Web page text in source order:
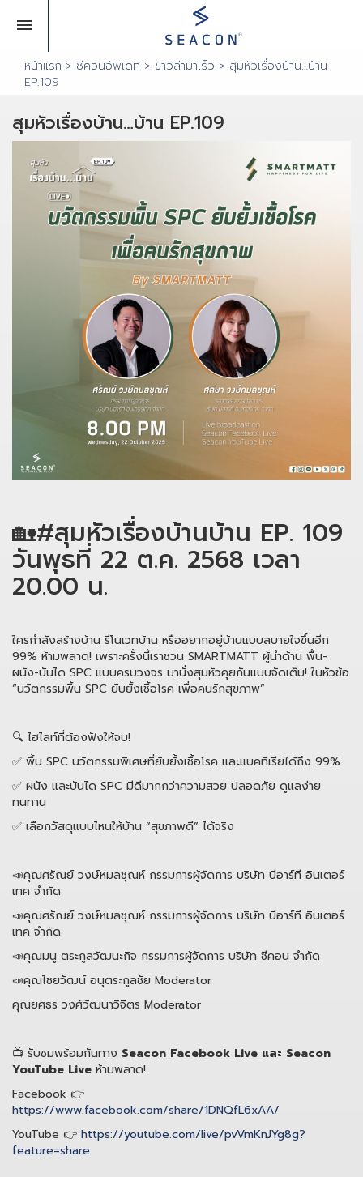
หน้าแรก > ซีคอนอัพเดท > ข่าวล่ามาเร็ว > สุมหัวเรื่องบ้าน…บ้าน
EP.109
สุมหัวเรื่องบ้าน…บ้าน EP.109
🏡#สุมหัวเรื่องบ้านบ้าน EP. 109
วันพุธที่ 22 ต.ค. 2568 เวลา
20.00 น.
ใครกำลังสร้างบ้าน รีโนเวทบ้าน หรืออยากอยู่บ้านแบบสบายใจขึ้นอีก
99% ห้ามพลาด! เพราะครั้งนี้เราชวน SMARTMATT ผู้นำด้าน พื้น-
ผนัง-บันได SPC แบบครบวงจร มานั่งสุมหัวคุยกันแบบจัดเต็ม! ในหัวข้อ
“นวัตกรรมพื้น SPC ยับยั้งเชื้อโรค เพื่อคนรักสุขภาพ”
🔍 ไฮไลท์ที่ต้องฟังให้จบ!
✅ พื้น SPC นวัตกรรมพิเศษที่ยับยั้งเชื้อโรค และแบคทีเรียได้ถึง 99%
✅ ผนัง และบันได SPC มีดีมากกว่าความสวย ปลอดภัย ดูแลง่าย
ทนทาน
✅ เลือกวัสดุแบบไหนให้บ้าน “สุขภาพดี” ได้จริง
📣คุณศรัณย์ วงษ์หมลชุณห์ กรรมการผู้จัดการ บริษัท บีอาร์ที อินเตอร์
เทค จำกัด
📣คุณศรัณย์ วงษ์หมลชุณห์ กรรมการผู้จัดการ บริษัท บีอาร์ที อินเตอร์
เทค จำกัด
📣คุณมนู ตระกูลวัฒนะกิจ กรรมการผู้จัดการ บริษัท ซีคอน จำกัด
📣คุณไชยวัฒน์ อนุตระกูลชัย Moderator
คุณยศธร วงศ์วัฒนาวิจิตร Moderator
📺 รับชมพร้อมกันทาง Seacon Facebook Live และ Seacon
YouTube Live ห้ามพลาด!
Facebook 👉
https://www.facebook.com/share/1DNQfL6xAA/
YouTube 👉 https://youtube.com/live/pvVmKnJYg8g?
feature=share